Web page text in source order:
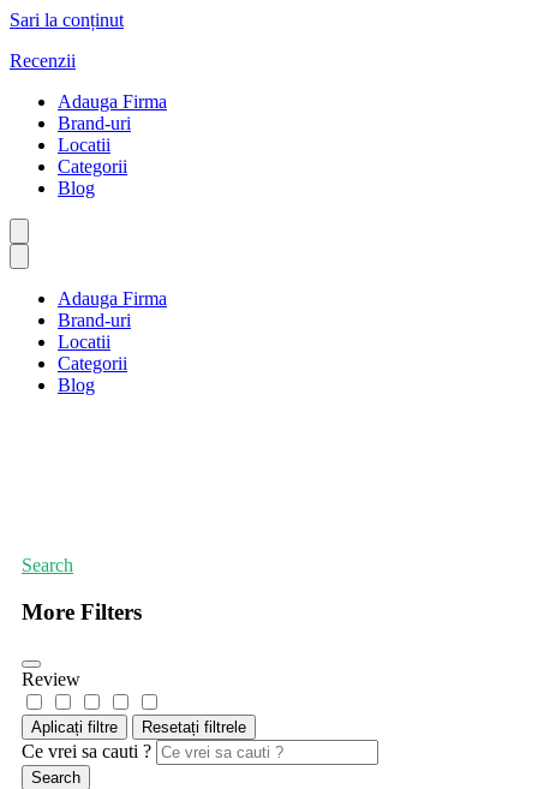
Sari la conținut
Recenzii
Adauga Firma
Brand-uri
Locatii
Categorii
Blog
Adauga Firma
Brand-uri
Locatii
Categorii
Blog
Search
More Filters
Review
Aplicați filtre Resetați filtrele
Ce vrei sa cauti ?
Search